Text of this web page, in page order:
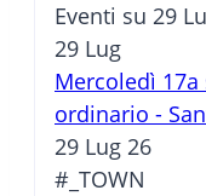
Eventi su 29
29 Lug
Mercoledì
ordinario -
29 Lug 26
#_TOWN